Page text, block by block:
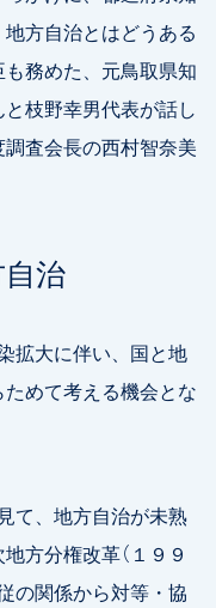
方自治とはどうある
務めた、元鳥取県知
枝野幸男代表が話し
査会長の西村智奈美
治
拡大に伴い、国と地
めて考える機会とな
て、地方自治が未熟
方分権改革（１９９
の関係から対等・協